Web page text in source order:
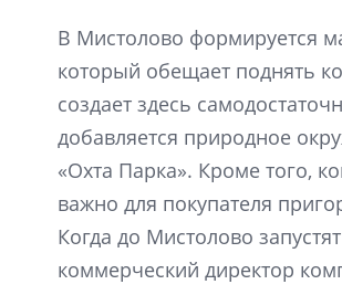
В Мистолово формируется
который обещает поднять
создает здесь
добавляется природное
«Охта Парка». Кроме того,
важно для покупателя
Когда до Мистолово
коммерческий директор